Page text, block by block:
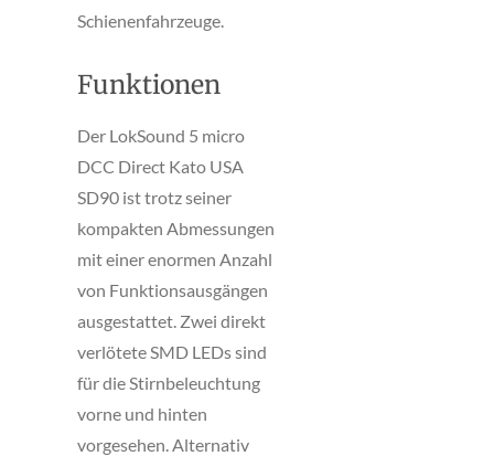
Schienenfahrzeuge.
Funktionen
Der LokSound 5 micro
DCC Direct Kato USA
SD90 ist trotz seiner
kompakten Abmessungen
mit einer enormen Anzahl
von Funktionsausgängen
ausgestattet. Zwei direkt
verlötete SMD LEDs sind
für die Stirnbeleuchtung
vorne und hinten
vorgesehen. Alternativ